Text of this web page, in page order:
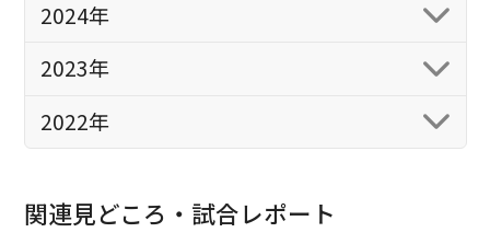
2024年
2023年
2022年
関連見どころ・試合レポート